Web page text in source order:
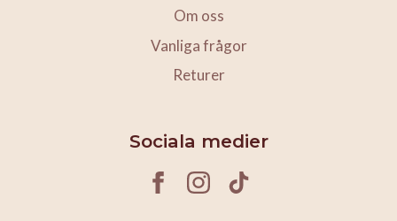
Om oss
Vanliga frågor
Returer
Sociala medier